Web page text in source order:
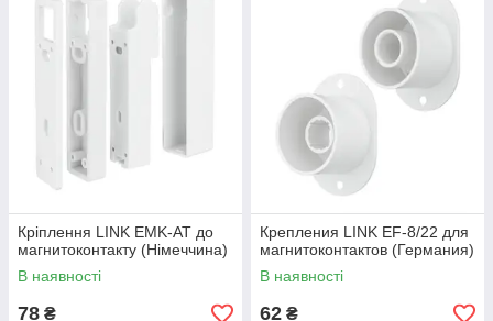
Кріплення LINK EMK-AT до
магнитоконтакту (Німеччина)
В наявності
78 ₴
Крепления LINK EF-8/22 для
магнитоконтактов (Германия)
В наявності
62 ₴